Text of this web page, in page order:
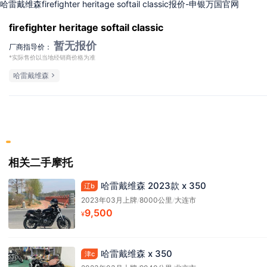
哈雷戴维森firefighter heritage softail classic报价-申银万国官网
firefighter heritage softail classic
厂商指导价： 暂无报价
*实际售价以当地经销商价格为准
哈雷戴维森
相关二手摩托
辽b 哈雷戴维森 2023款 x 350
2023年03月上牌/8000公里 /大连市
¥9,500
津c 哈雷戴维森 x 350